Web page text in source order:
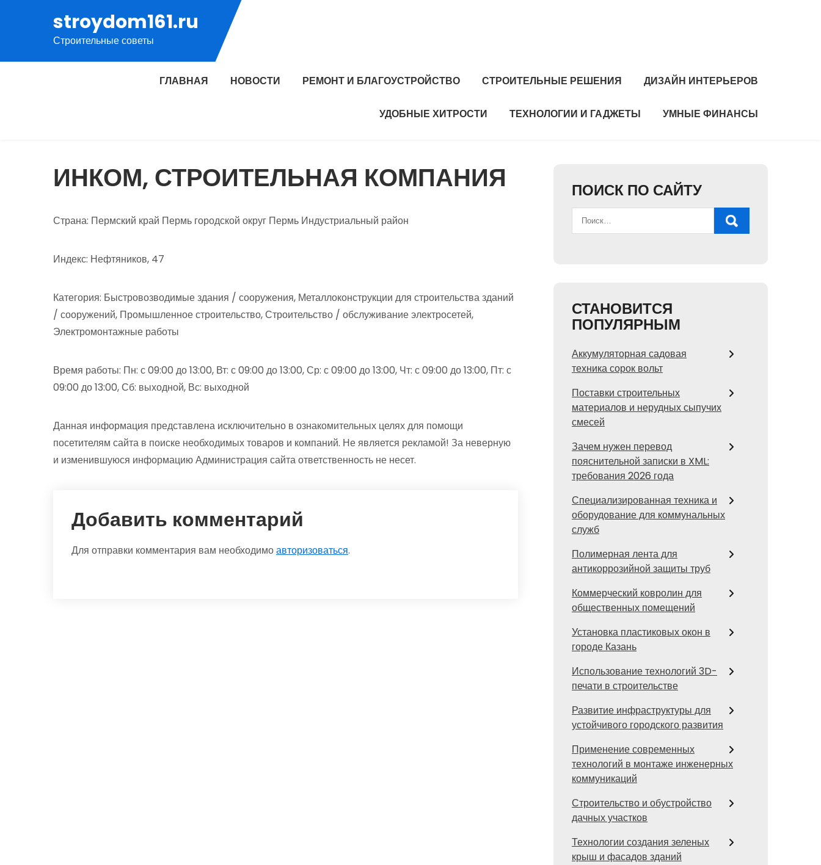
содержимому
stroydom161.ru
Строительные советы
ГЛАВНАЯ НОВОСТИ РЕМОНТ И БЛАГОУСТРОЙСТВО СТРОИТЕЛЬНЫЕ РЕШЕНИЯ ДИЗАЙН ИНТЕРЬЕРОВ
УДОБНЫЕ ХИТРОСТИ ТЕХНОЛОГИИ И ГАДЖЕТЫ УМНЫЕ ФИНАНСЫ
ИНКОМ, СТРОИТЕЛЬНАЯ КОМПАНИЯ
Страна: Пермский край Пермь городской округ Пермь Индустриальный район
Индекс: Нефтяников, 47
Категория: Быстровозводимые здания / сооружения, Металлоконструкции для строительства зданий
/ сооружений, Промышленное строительство, Строительство / обслуживание электросетей,
Электромонтажные работы
Время работы: Пн: с 09:00 до 13:00, Вт: с 09:00 до 13:00, Ср: с 09:00 до 13:00, Чт: с 09:00 до 13:00, Пт: с
09:00 до 13:00, Сб: выходной, Вс: выходной
Данная информация представлена исключительно в ознакомительных целях для помощи
посетителям сайта в поиске необходимых товаров и компаний. Не является рекламой! За неверную
и изменившуюся информацию Администрация сайта ответственность не несет.
Добавить комментарий
Для отправки комментария вам необходимоавторизоваться.
ПОИСК ПО САЙТУ
СТАНОВИТСЯ
ПОПУЛЯРНЫМ
Аккумуляторная садовая
техника сорок вольт
Поставки строительных
материалов и нерудных сыпучих
смесей
Зачем нужен перевод
пояснительной записки в XML:
требования 2026 года
Специализированная техника и
оборудование для коммунальных
служб
Полимерная лента для
антикоррозийной защиты труб
Коммерческий ковролин для
общественных помещений
Установка пластиковых окон в
городе Казань
Использование технологий 3D-
печати в строительстве
Развитие инфраструктуры для
устойчивого городского развития
Применение современных
технологий в монтаже инженерных
коммуникаций
Строительство и обустройство
дачных участков
Технологии создания зеленых
крыш и фасадов зданий